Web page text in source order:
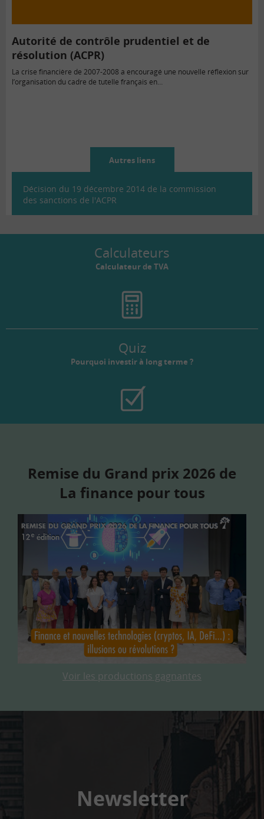
Autorité de contrôle prudentiel et de
résolution (ACPR)
La crise financière de 2007-2008 a encouragé une nouvelle réflexion sur
l’organisation du cadre de tutelle français en…
Autres liens
Décision du 19 décembre 2014 de la commission
des sanctions de l'ACPR
Calculateurs
Calculateur de TVA
Quiz
Pourquoi investir à long terme ?
Remise du Grand prix 2026 de
La finance pour tous
Voir les productions gagnantes
Newsletter